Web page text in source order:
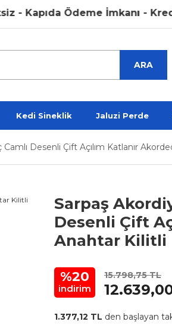
Ödeme İmkanı - Kredi
ARA
Kedi Sineklik Jaluzi Perde
Desenli Çift Açılım Katlanır
Sarpaş
Desenli Çift
Anahtar Kilitli
%20
indirim
15.798,75 TL
1.377,12 TL den başlayan